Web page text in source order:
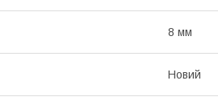
8 мм
Новий